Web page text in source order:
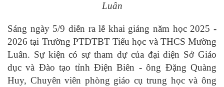
Luân
Sáng ngày 5/9 diễn ra lễ khai giảng năm học 2025 -
2026 tại Trường PTDTBT Tiểu học và THCS Mường
Luân. Sự kiện có sự tham dự của đại diện Sở Giáo
dục và Đào tạo tỉnh Điện Biên - ông Đặng Quàng
Huy, Chuyên viên phòng giáo cụ trung học và ông